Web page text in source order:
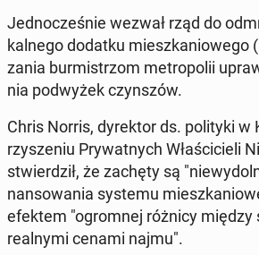
Jed­no­cze­śnie wezwał rząd do
kal­ne­go dodatku miesz­ka­nio­we­go
za­nia bur­mi­strzom me­tro­po­lii
nia pod­wy­żek czyn­szów.
Chris Norris, dy­rek­tor ds. po­li­ty­ki
rzy­sze­niu Pry­wat­nych Wła­ści­cie­li
stwier­dził, że zachęty są
nan­so­wa­nia systemu
efektem "ogrom­nej różnicy między
re­al­ny­mi cenami najmu".